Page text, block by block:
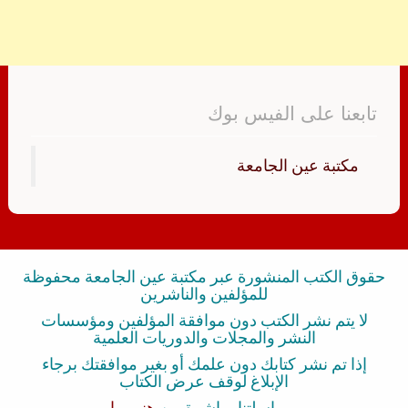
تابعنا على الفيس بوك
‏مكتبة عين الجامعة‏
حقوق الكتب المنشورة عبر مكتبة عين الجامعة محفوظة
للمؤلفين والناشرين
لا يتم نشر الكتب دون موافقة المؤلفين ومؤسسات
النشر والمجلات والدوريات العلمية
إذا تم نشر كتابك دون علمك أو بغير موافقتك برجاء
الإبلاغ لوقف عرض الكتاب